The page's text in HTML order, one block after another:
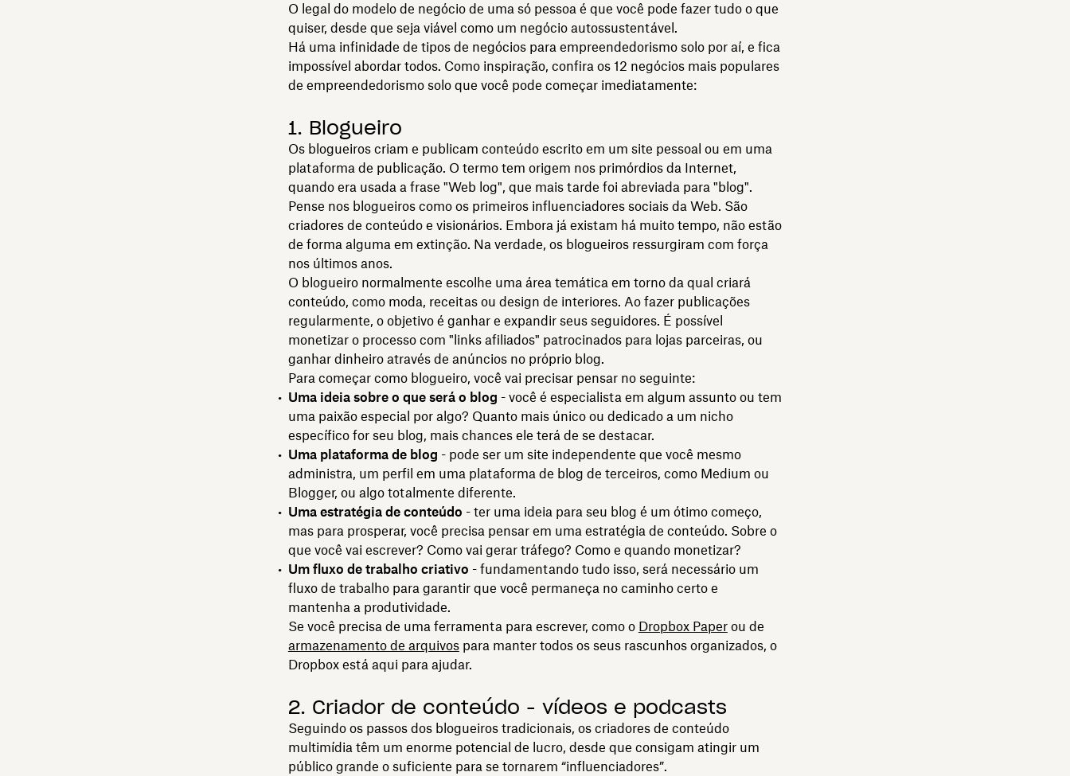
O legal do modelo de negócio de uma só pessoa é que você pode fazer tudo o que
quiser, desde que seja viável como um negócio autossustentável.
Há uma infinidade de tipos de negócios para empreendedorismo solo por aí, e fica
impossível abordar todos. Como inspiração, confira os 12 negócios mais populares
de empreendedorismo solo que você pode começar imediatamente:
1. Blogueiro
Os blogueiros criam e publicam conteúdo escrito em um site pessoal ou em uma
plataforma de publicação. O termo tem origem nos primórdios da Internet,
quando era usada a frase "Web log", que mais tarde foi abreviada para "blog".
Pense nos blogueiros como os primeiros influenciadores sociais da Web. São
criadores de conteúdo e visionários. Embora já existam há muito tempo, não estão
de forma alguma em extinção. Na verdade, os blogueiros ressurgiram com força
nos últimos anos.
O blogueiro normalmente escolhe uma área temática em torno da qual criará
conteúdo, como moda, receitas ou design de interiores. Ao fazer publicações
regularmente, o objetivo é ganhar e expandir seus seguidores. É possível
monetizar o processo com "links afiliados" patrocinados para lojas parceiras, ou
ganhar dinheiro através de anúncios no próprio blog.
Para começar como blogueiro, você vai precisar pensar no seguinte:
Uma ideia sobre o que será o blog - você é especialista em algum assunto ou tem
uma paixão especial por algo? Quanto mais único ou dedicado a um nicho
específico for seu blog, mais chances ele terá de se destacar.
Uma plataforma de blog - pode ser um site independente que você mesmo
administra, um perfil em uma plataforma de blog de terceiros, como Medium ou
Blogger, ou algo totalmente diferente.
Uma estratégia de conteúdo - ter uma ideia para seu blog é um ótimo começo,
mas para prosperar, você precisa pensar em uma estratégia de conteúdo. Sobre o
que você vai escrever? Como vai gerar tráfego? Como e quando monetizar?
Um fluxo de trabalho criativo - fundamentando tudo isso, será necessário um
fluxo de trabalho para garantir que você permaneça no caminho certo e
mantenha a produtividade.
Se você precisa de uma ferramenta para escrever, como o Dropbox Paperou de
armazenamento de arquivospara manter todos os seus rascunhos organizados, o
Dropbox está aqui para ajudar.
2. Criador de conteúdo - vídeos e podcasts
Seguindo os passos dos blogueiros tradicionais, os criadores de conteúdo
multimídia têm um enorme potencial de lucro, desde que consigam atingir um
público grande o suficiente para se tornarem “influenciadores”.